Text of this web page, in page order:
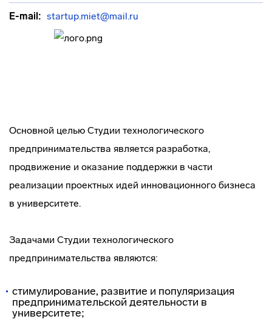
E-mail: startup.miet@mail.ru
Основной целью Студии технологического
предпринимательства является разработка,
продвижение и оказание поддержки в части
реализации проектных идей инновационного бизнеса
в университете.
Задачами Студии технологического
предпринимательства являются:
стимулирование, развитие и популяризация
предпринимательской деятельности в
университете;